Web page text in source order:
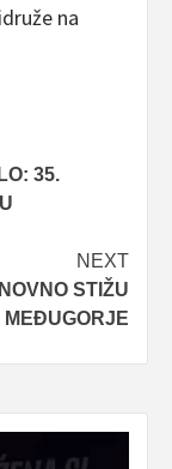
na
35.
NEXT
STIŽU
MEĐUGORJE